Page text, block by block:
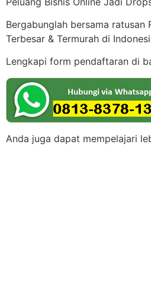
Bergabunglah bersama ratusan
Terbesar & Termurah di
Lengkapi form pendaftaran di
Anda juga dapat mempelajari